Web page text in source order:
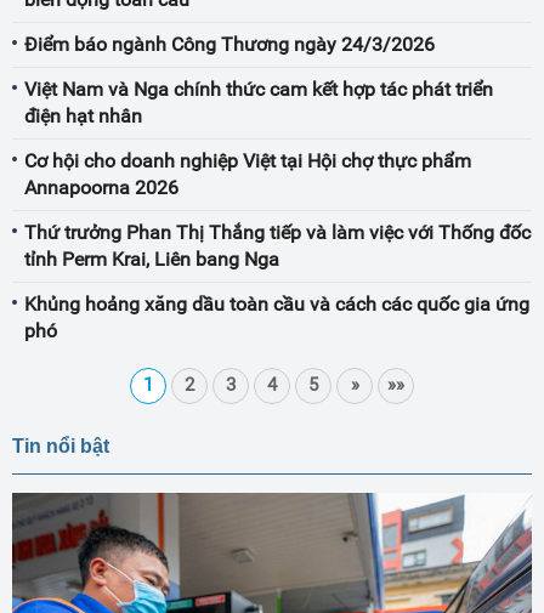
Điểm báo ngành Công Thương ngày 24/3/2026
Việt Nam và Nga chính thức cam kết hợp tác phát triển
điện hạt nhân
Cơ hội cho doanh nghiệp Việt tại Hội chợ thực phẩm
Annapoorna 2026
Thứ trưởng Phan Thị Thắng tiếp và làm việc với Thống đốc
tỉnh Perm Krai, Liên bang Nga
Khủng hoảng xăng dầu toàn cầu và cách các quốc gia ứng
phó
1 2 3 4 5 » »»
Tin nổi bật